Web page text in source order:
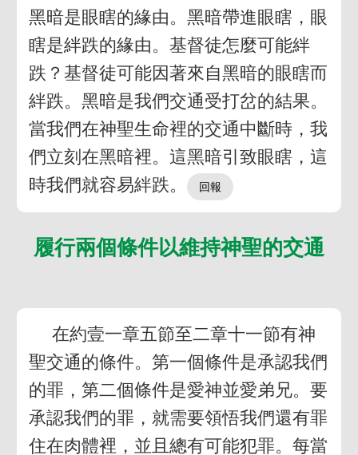
黑暗是眼瞎的緣由。黑暗帶進眼瞎，眼
瞎是絆跌的緣由。基督徒怎麼可能絆
跌？基督徒可能因著來自黑暗的眼瞎而
絆跌。黑暗是我們交通受打岔的結果。
當我們在神聖生命裡的交通中斷時，我
們立刻在黑暗裡。這黑暗引致眼瞎，這
時我們就容易絆跌。
履行兩個條件以維持神聖的交通
在約壹一章五節至二章十一節有神
聖交通的條件。第一個條件是承認我們
的罪，第二個條件是愛神並愛弟兄。要
承認我們的罪，就需要領悟我們還有罪
住在肉體裡，並且總有可能犯罪。每當